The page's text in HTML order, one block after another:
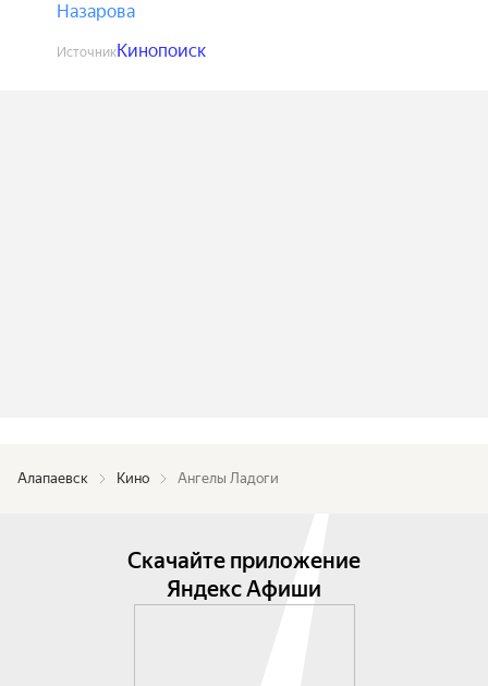
Назарова
ИсточникКинопоиск
Алапаевск Кино Ангелы Ладоги
Скачайте приложение
Яндекс Афиши